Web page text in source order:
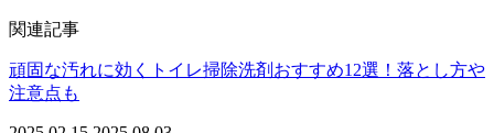
関連記事
頑固な汚れに効くトイレ掃除洗剤おすすめ12選！落とし方や
注意点も